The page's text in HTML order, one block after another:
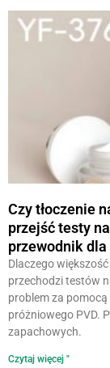
Czy tłoczenie
przejść testy
przewodnik
Dlaczego
przechodzi testów
problem za pomocą
próżniowego PVD.
zapachowych.
Czytaj więcej "